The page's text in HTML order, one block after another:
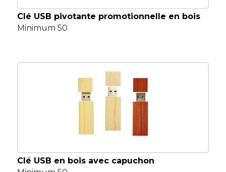
Clé USB pivotante promotionnelle en bois
Minimum 50
Clé USB en bois avec capuchon